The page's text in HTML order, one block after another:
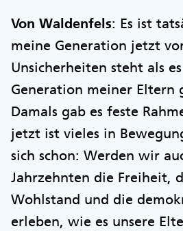
Von Waldenfels: Es ist
meine Generation jetzt
Unsicherheiten steht als
Generation meiner Eltern
Damals gab es feste
jetzt ist vieles in
sich schon: Werden wir
Jahrzehnten die Freiheit,
Wohlstand und die
erleben, wie es unsere